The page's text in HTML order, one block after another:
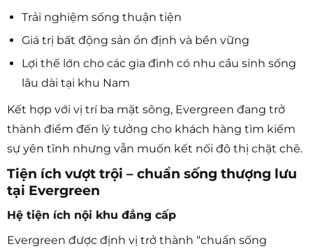
Trải nghiệm sống thuận tiện
Giá trị bất động sản ổn định và bền vững
Lợi thế lớn cho các gia đình có nhu cầu sinh sống
lâu dài tại khu Nam
Kết hợp với vị trí ba mặt sông, Evergreen đang trở
thành điểm đến lý tưởng cho khách hàng tìm kiếm
sự yên tĩnh nhưng vẫn muốn kết nối đô thị chặt chẽ.
Tiện ích vượt trội – chuẩn sống thượng lưu
tại Evergreen
Hệ tiện ích nội khu đẳng cấp
Evergreen được định vị trở thành “chuẩn sống